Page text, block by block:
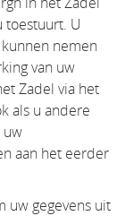
toestuurt. U
nemen
van uw
Zadel via het
als u andere
uw
aan het eerder
uw gegevens uit